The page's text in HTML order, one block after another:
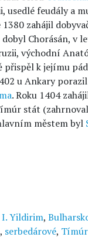
usedlé feudály a
1380 zahájil
Chorásán, v
východní
přispěl k jejímu
u Ankary
. Roku 1404
stát
městem byl
I. Yildirim,
, serbedárové,